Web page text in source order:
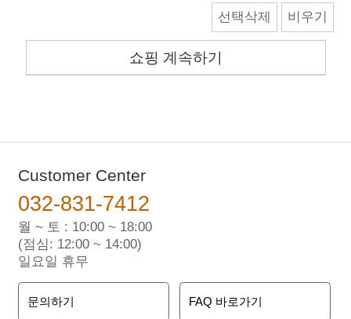
선택삭제 비우기
쇼핑 계속하기
Customer Center
032-831-7412
월 ~ 토 : 10:00 ~ 18:00
(점심: 12:00 ~ 14:00)
일요일 휴무
문의하기 FAQ 바로가기